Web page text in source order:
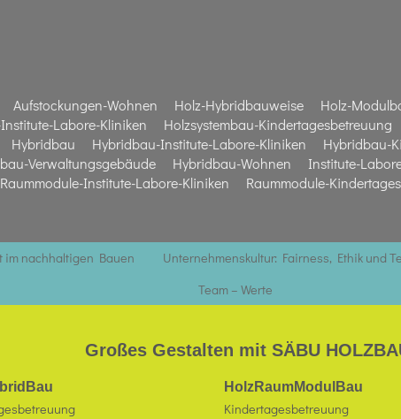
Aufstockungen-Wohnen Holz-Hybridbauweise Holz-
Labore-Kliniken Holzsystembau-Kindertagesbetreuung
Hybridbau Hybridbau-Institute-Labore-Kliniken Hybridbau-
Verwaltungsgebäude Hybridbau-Wohnen Institute-
Raummodule-Institute-Labore-Kliniken Raummodule-
im nachhaltigen Bauen Unternehmenskultur: Fairness, Ethik und
Team – Werte
Großes Gestalten mit SÄBU
HolzRaumModulBau
Kindertagesbetreuung